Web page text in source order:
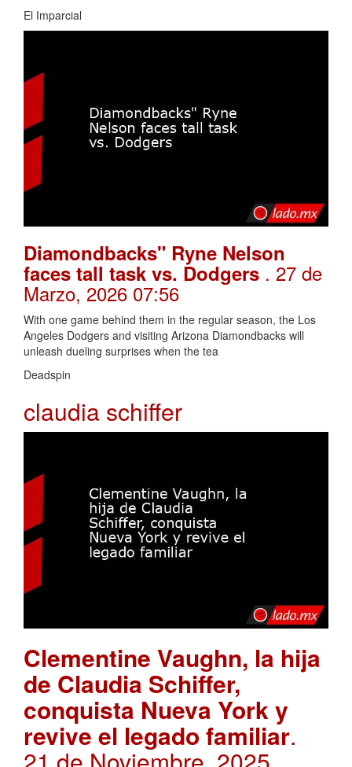
El Imparcial
Diamondbacks" Ryne Nelson
faces tall task vs. Dodgers . 27 de
Marzo, 2026 07:56
With one game behind them in the regular season, the Los
Angeles Dodgers and visiting Arizona Diamondbacks will
unleash dueling surprises when the tea
Deadspin
claudia schiffer
Clementine Vaughn, la hija
de Claudia Schiffer,
conquista Nueva York y
revive el legado familiar.